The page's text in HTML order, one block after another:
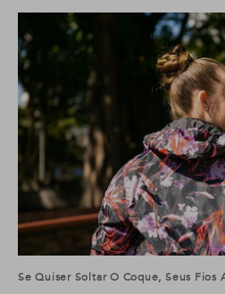
Se Quiser Soltar O Coque, Seus Fios